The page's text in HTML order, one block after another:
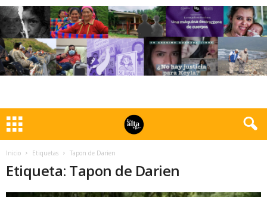
Inicio Etiquetas Tapon de Darien
Etiqueta: Tapon de Darien